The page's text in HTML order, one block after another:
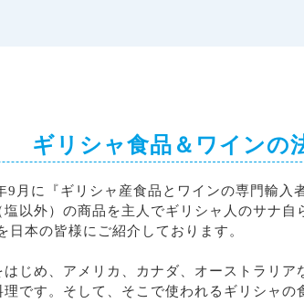
ギリシャ食品＆ワインの
9月に『ギリシャ産食品とワインの専門輸入
以外）の商品を主人でギリシャ人のサナ
日本の皆様にご紹介しております。
じめ、アメリカ、カナダ、オーストラリ
です。そして、そこで使われるギリシャ